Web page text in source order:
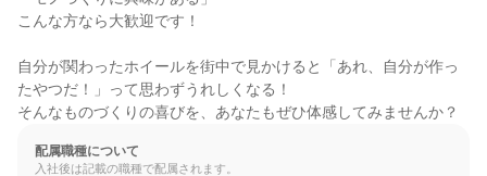
こんな方なら大歓迎です！
自分が関わったホイールを街中で見かけると「あれ、自分が作っ
たやつだ！」って思わずうれしくなる！
そんなものづくりの喜びを、あなたもぜひ体感してみませんか？
配属職種について
入社後は記載の職種で配属されます。